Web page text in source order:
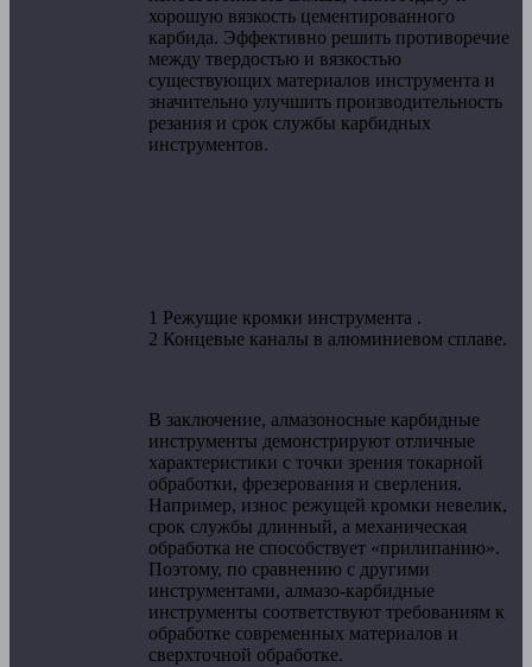
хорошую вязкость цементированного
карбида. Эффективно решить противоречие
между твердостью и вязкостью
существующих материалов инструмента и
значительно улучшить производительность
резания и срок службы карбидных
инструментов.
1 Режущие кромки инструмента .
2 Концевые каналы в алюминиевом сплаве.
В заключение, алмазоносные карбидные
инструменты демонстрируют отличные
характеристики с точки зрения токарной
обработки, фрезерования и сверления.
Например, износ режущей кромки невелик,
срок службы длинный, а механическая
обработка не способствует «прилипанию».
Поэтому, по сравнению с другими
инструментами, алмазо-карбидные
инструменты соответствуют требованиям к
обработке современных материалов и
сверхточной обработке.